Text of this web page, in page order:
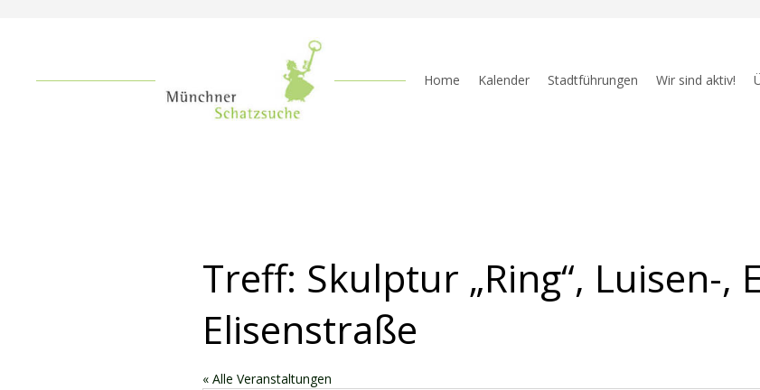
Home Kalender Stadtführungen Wir sind aktiv!
Treff: Skulptur „Ring“, Luisen-,
Elisenstraße
« Alle Veranstaltungen